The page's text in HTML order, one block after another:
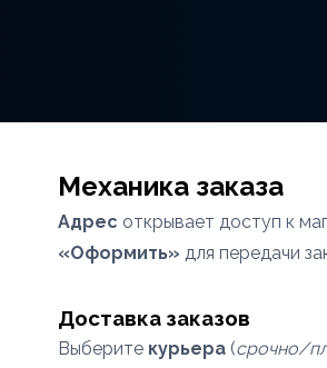
Механика заказа
Адрес открывает доступ к
«Оформить» для передачи
Доставка заказов
Выберите курьера (срочно/